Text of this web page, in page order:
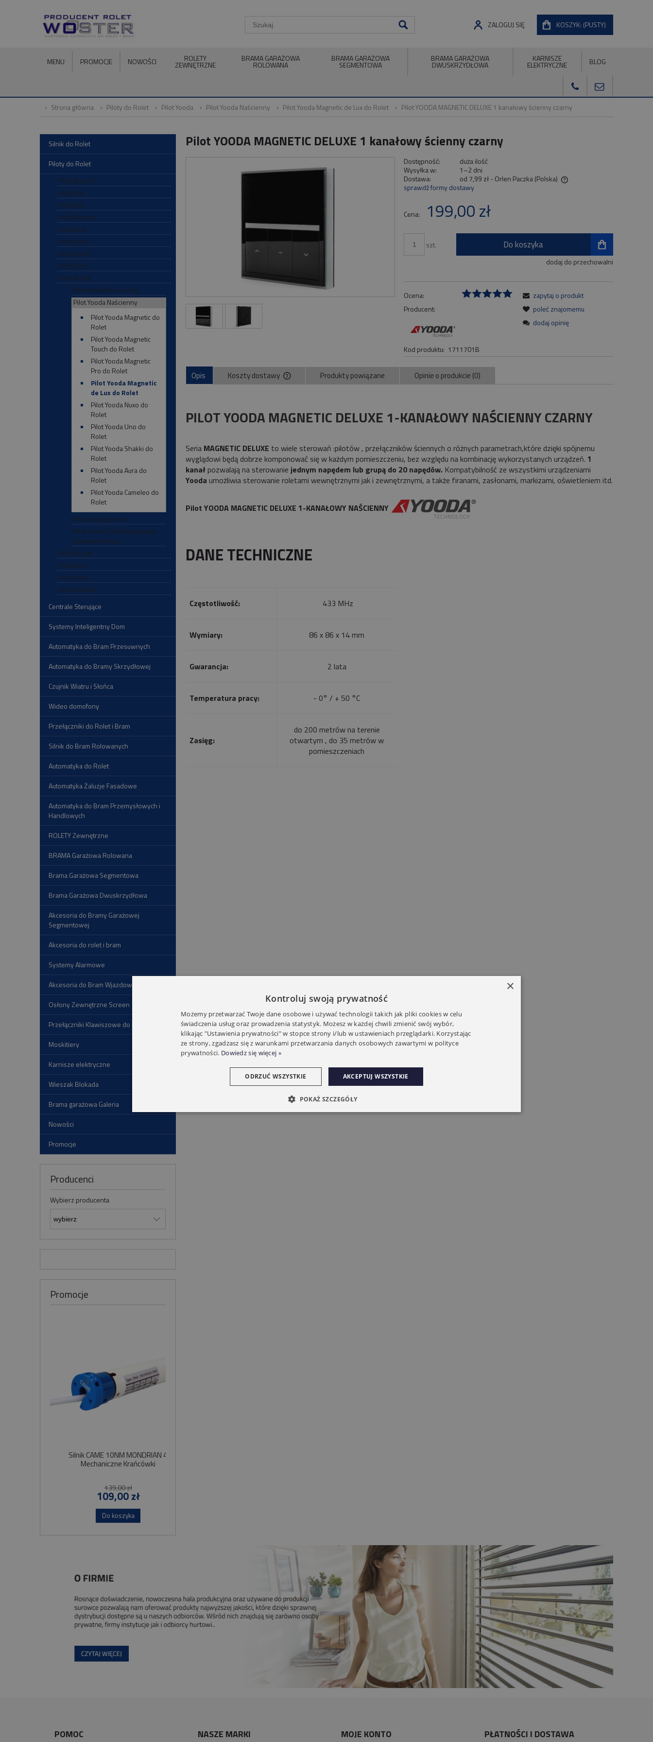
KOSZYK: (PUSTY)
ZALOGUJ SIĘ
MENU PROMOCJE NOWOŚCI ROLETY
ZEWNĘTRZNE
BRAMA GARAŻOWA
ROLOWANA
BRAMA GARAŻOWA
SEGMENTOWA
BRAMA GARAŻOWA
DWUSKRZYDŁOWA
KARNISZE
ELEKTRYCZNE BLOG
Strona główna Piloty do Rolet Pilot Yooda Pilot Yooda Naścienny Pilot Yooda Magnetic de Lux do Rolet Pilot YOODA MAGNETIC DELUXE 1 kanałowy ścienny czarny
Silnik do Rolet
Piloty do Rolet
Pilot Aluprof
Pilot Asa
Pilot Inel
Pilot Mobilus
Pilot Nice
Pilot Selve
Pilot Somfy
Pilot Simu
Pilot Yooda
Pilot Yooda Przenośny
Pilot Yooda Naścienny
Pilot Yooda Magnetic do
Rolet
Pilot Yooda Magnetic
Touch do Rolet
Pilot Yooda Magnetic
Pro do Rolet
Pilot Yooda Magnetic
de Lux do Rolet
Pilot Yooda Nuxo do
Rolet
Pilot Yooda Uno do
Rolet
Pilot Yooda Shakki do
Rolet
Pilot Yooda Aura do
Rolet
Pilot Yooda Cameleo do
Rolet
Pilot Yooda Brelok
Pilot Yooda YSH Komunikacja
Dwukierunkowa
Pilot Becker
Pilot Elero
Pilot Came
Pilot TenPilot
Centrale Sterujące
Systemy Inteligentny Dom
Automatyka do Bram Przesuwnych
Automatyka do Bramy Skrzydłowej
Czujnik Wiatru i Słońca
Wideo domofony
Przełączniki do Rolet i Bram
Silnik do Bram Rolowanych
Automatyka do Rolet
Automatyka Żaluzje Fasadowe
Automatyka do Bram Przemysłowych i
Handlowych
ROLETY Zewnętrzne
BRAMA Garażowa Rolowana
Brama Garażowa Segmentowa
Brama Garażowa Dwuskrzydłowa
Akcesoria do Bramy Garażowej
Segmentowej
Akcesoria do rolet i bram
Systemy Alarmowe
Akcesoria do Bram Wjazdowych
Osłony Zewnętrzne Screen
Przełączniki Klawiszowe do Rolet
Moskitiery
Karnisze elektryczne
Wieszak Blokada
Brama garażowa Galeria
Nowości
Promocje
Producenci
Wybierz producenta
Promocje
Silnik CAME 10NM MONDRIAN 4
Mechaniczne Krańcówki
139,00 zł
109,00 zł
Do koszyka
Pilot YOODA MAGNETIC DELUXE 1 kanałowy ścienny czarny
Dostępność:
duża ilość
Wysyłka w:
1–2 dni
Dostawa:
od 7,99 zł- Orlen Paczka(Polska)
płatności
sprawdź formy dostawy
Cena: 199,00 zł
szt. Do koszyka
dodaj do przechowalni
Ocena:
Producent:
Kod produktu: 1711701B
zapytaj o produkt
poleć znajomemu
dodaj opinię
Opis Koszty dostawy Produkty powiązane Opinie o produkcie (0)
PILOT YOODA MAGNETIC DELUXE 1-KANAŁOWY NAŚCIENNY CZARNY
Seria MAGNETIC DELUXE to wiele sterowań :pilotów , przełączników ściennych o różnych parametrach,które dzięki spójnemu
wyglądowi będą dobrze komponować się w każdym pomieszczeniu, bez względu na kombinację wykorzystanych urządzeń. 1
kanał pozwalają na sterowanie jednym napędem lub grupą do 20 napędów. Kompatybilność ze wszystkimi urządzeniami
Yooda umożliwia sterowanie roletami wewnętrznymi jak i zewnętrznymi, a także firanami, zasłonami, markizami, oświetleniem itd.
Pilot YOODA MAGNETIC DELUXE 1-KANAŁOWY NAŚCIENNY
DANE TECHNICZNE
Częstotliwość: 433 MHz
Wymiary: 86 x 86 x 14 mm
Gwarancja: 2 lata
Temperatura pracy: - 0° / + 50 °C
Zasięg:
do 200 metrów na terenie
otwartym , do 35 metrów w
pomieszczeniach
POMOC NASZE MARKI MOJE KONTO PŁATNOŚCI I DOSTAWA
×
Kontroluj swoją prywatność
Możemy przetwarzać Twoje dane osobowe i używać technologii takich jak pliki cookies w celu
świadczenia usług oraz prowadzenia statystyk. Możesz w każdej chwili zmienić swój wybór,
klikając "Ustawienia prywatności" w stopce strony i/lub w ustawieniach przeglądarki. Korzystając
ze strony, zgadzasz się z warunkami przetwarzania danych osobowych zawartymi w polityce
prywatności. Dowiedz się więcej »
AKCEPTUJ WSZYSTKIE
ODRZUĆ WSZYSTKIE
POKAŻ SZCZEGÓŁY